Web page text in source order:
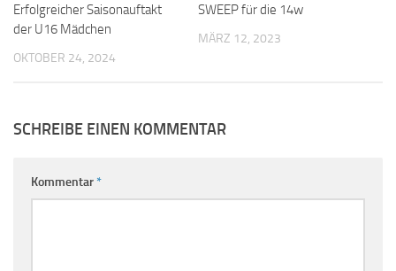
Erfolgreicher Saisonauftakt
der U16 Mädchen
OKTOBER 24, 2024
SWEEP für die 14w
MÄRZ 12, 2023
SCHREIBE EINEN KOMMENTAR
Kommentar*